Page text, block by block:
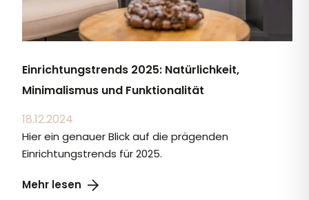
Einrichtungstrends 2025: Natürlichkeit,
Minimalismus und Funktionalität
18.12.2024
Hier ein genauer Blick auf die prägenden
Einrichtungstrends für 2025.